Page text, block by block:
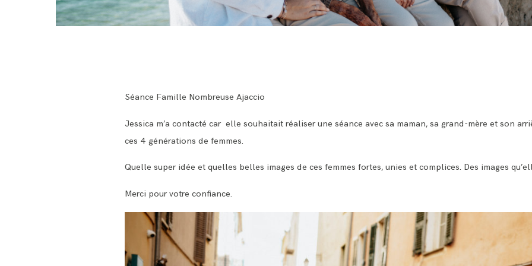
Séance Famille Nombreuse Ajaccio
Jessica m’a contacté car elle souhaitait réaliser une séance avec sa maman, sa grand-mère et son
ces 4 générations de femmes.
Quelle super idée et quelles belles images de ces femmes fortes, unies et complices. Des images
Merci pour votre confiance.